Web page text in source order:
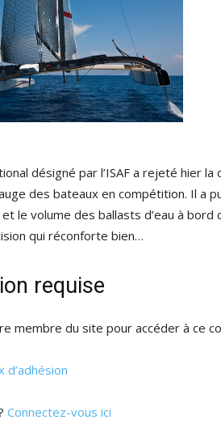
désigné par l’ISAF a rejeté hier
des bateaux en compétition. Il a
et le volume des ballasts d’eau à
qui réconforte bien…
requise
membre du site pour accéder à ce
d’adhésion
Connectez-vous ici